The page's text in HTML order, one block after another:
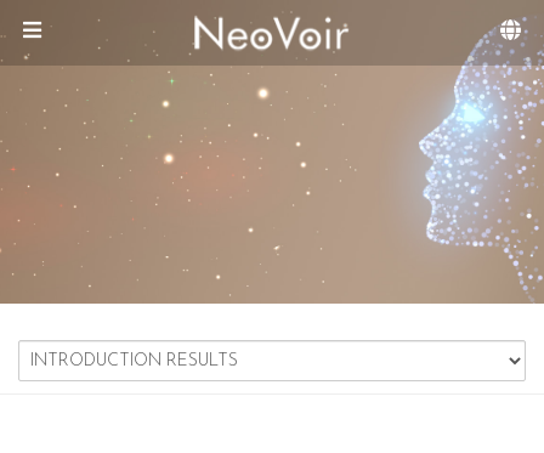
メニュースキップ